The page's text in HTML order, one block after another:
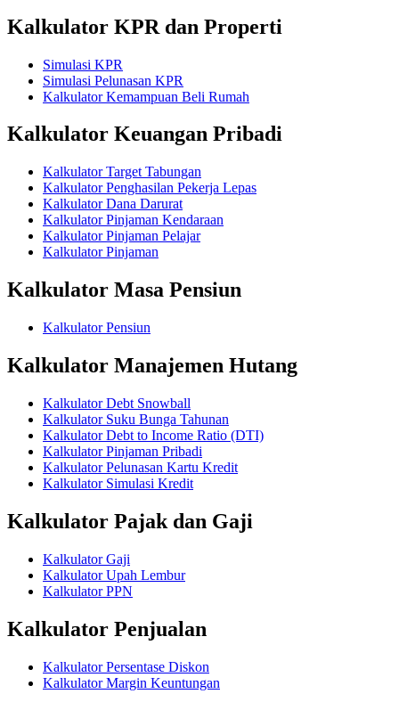
Kalkulator KPR dan Properti
Simulasi KPR
Simulasi Pelunasan KPR
Kalkulator Kemampuan Beli Rumah
Kalkulator Keuangan Pribadi
Kalkulator Target Tabungan
Kalkulator Penghasilan Pekerja Lepas
Kalkulator Dana Darurat
Kalkulator Pinjaman Kendaraan
Kalkulator Pinjaman Pelajar
Kalkulator Pinjaman
Kalkulator Masa Pensiun
Kalkulator Pensiun
Kalkulator Manajemen Hutang
Kalkulator Debt Snowball
Kalkulator Suku Bunga Tahunan
Kalkulator Debt to Income Ratio (DTI)
Kalkulator Pinjaman Pribadi
Kalkulator Pelunasan Kartu Kredit
Kalkulator Simulasi Kredit
Kalkulator Pajak dan Gaji
Kalkulator Gaji
Kalkulator Upah Lembur
Kalkulator PPN
Kalkulator Penjualan
Kalkulator Persentase Diskon
Kalkulator Margin Keuntungan